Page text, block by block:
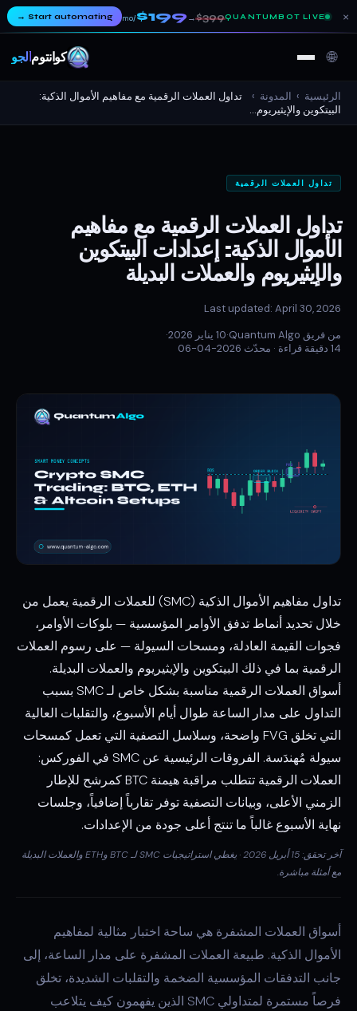
QUANTUMBOT LIVE
$399
→
$199
/mo
Start automating
→ ×
كوانتومألجو 🌐
الرئيسية › المدونة ›
تداول العملات الرقمية مع مفاهيم الأموال الذكية:
البيتكوين والإيثيريوم...
تداول العملات الرقمية
تداول العملات الرقمية مع مفاهيم
الأموال الذكية: إعدادات البيتكوين
والإيثيريوم والعملات البديلة
Last updated: April 30, 2026
من فريق Quantum Algo
·10 يناير 2026
·
14 دقيقة قراءة ·
محدّث 2026-04-06
تداول مفاهيم الأموال الذكية (SMC) للعملات الرقمية يعمل من
خلال تحديد أنماط تدفق الأوامر المؤسسية — بلوكات الأوامر،
فجوات القيمة العادلة، ومسحات السيولة — على رسوم العملات
الرقمية بما في ذلك البيتكوين والإيثيريوم والعملات البديلة.
أسواق العملات الرقمية مناسبة بشكل خاص لـ SMC بسبب
التداول على مدار الساعة طوال أيام الأسبوع، والتقلبات العالية
التي تخلق FVG واضحة، وسلاسل التصفية التي تعمل كمسحات
سيولة مُهندَسة. الفروقات الرئيسية عن SMC في الفوركس:
العملات الرقمية تتطلب مراقبة هيمنة BTC كمرشح للإطار
الزمني الأعلى، وبيانات التصفية توفر تقارباً إضافياً، وجلسات
نهاية الأسبوع غالباً ما تنتج أعلى جودة من الإعدادات.
آخر تحقق: 15 أبريل 2026 · يغطي استراتيجيات SMC لـ BTC وETH والعملات البديلة
مع أمثلة مباشرة.
أسواق العملات المشفرة هي ساحة اختبار مثالية لمفاهيم
الأموال الذكية. طبيعة العملات المشفرة على مدار الساعة، إلى
جانب التدفقات المؤسسية الضخمة والتقلبات الشديدة، تخلق
فرصاً مستمرة لمتداولي SMC الذين يفهمون كيف يتلاعب